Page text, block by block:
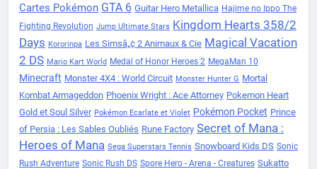
Cartes Pokémon GTA 6 Guitar Hero Metallica Hajime no Ippo The
Fighting Revolution Jump Ultimate Stars Kingdom Hearts 358/2
Days Kororinpa Les Simsâ„¢ 2 Animaux & Cie Magical Vacation
2 DS Mario Kart World Medal of Honor Heroes 2 MegaMan 10
Minecraft Monster 4X4 : World Circuit Monster Hunter G Mortal
Kombat Armageddon Phoenix Wright : Ace Attorney Pokemon Heart
Gold et Soul Silver Pokémon Ecarlate et Violet Pokémon Pocket Prince
of Persia : Les Sables Oubliés Rune Factory Secret of Mana :
Heroes of Mana Sega Superstars Tennis Snowboard Kids DS Sonic
Rush Adventure Sonic Rush DS Spore Hero - Arena - Creatures Sukatto